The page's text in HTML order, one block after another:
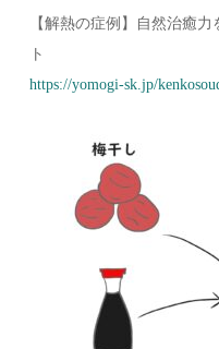
【解熱の症例】自然治癒
ト
https://yomogi-sk.jp/